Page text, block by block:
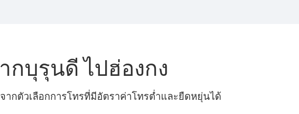
กบุรุนดี ไปฮ่องกง
กตัวเลือกการโทรที่มีอัตราค่าโทรต่ำและยืดหยุ่นได้